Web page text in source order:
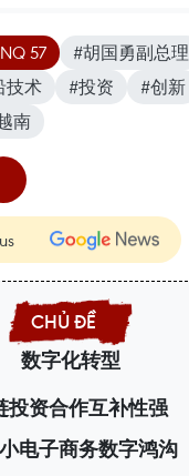
57
#胡国勇副总理
技术 #投资
#创新
南
数字化转型
投资合作互补性强
电子商务数字鸿沟